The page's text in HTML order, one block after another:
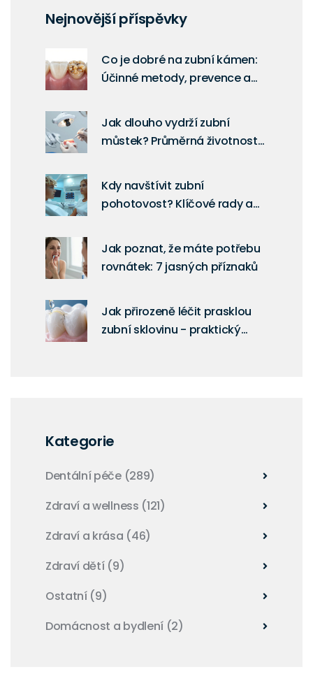
Nejnovější příspěvky
Co je dobré na zubní kámen:
Účinné metody, prevence a
Jak dlouho vydrží zubní
můstek? Průměrná životnost
Kdy navštívit zubní
pohotovost? Klíčové rady a
Jak poznat, že máte potřebu
rovnátek: 7 jasných příznaků
Jak přirozeně léčit prasklou
zubní sklovinu - praktický
Kategorie
Dentální péče (289)
Zdraví a wellness (121)
Zdraví a krása (46)
Zdraví dětí (9)
Ostatní (9)
Domácnost a bydlení (2)